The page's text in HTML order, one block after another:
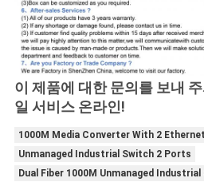
이 제품에 대한 문의를 보내
일 서비스 온라인!
1000M Media Converter With 2
Unmanaged Industrial Switch 2 Ports
Dual Fiber 1000M Unmanaged